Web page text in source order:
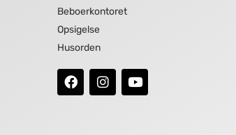
Beboerkontoret
Opsigelse
Husorden